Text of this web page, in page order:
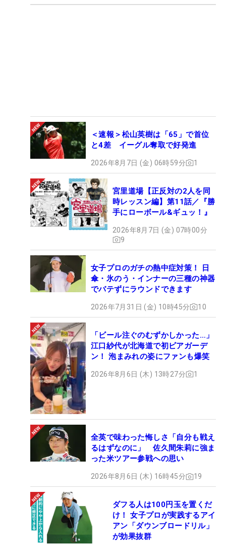
＜速報＞松山英樹は「65」で首位
と4差 イーグル奪取で好発進
2026年8月7日 (金) 06時59分 1
宮里道場【正反対の2人を同
時レッスン編】第11話／『勝
手にローボール&ギュッ！』
2026年8月7日 (金) 07時00分
9
女子プロのガチの熱中症対策！ 日
傘・氷のう・インナーの三種の神器
でバテずにラウンドできます
2026年7月31日 (金) 10時45分 10
「ビール注ぐのむずかしかった…」
江口紗代が北海道で初ビアガーデ
ン！ 泡まみれの姿にファンも爆笑
2026年8月6日 (木) 13時27分 1
全英で味わった悔しさ「自分も戦え
るはずなのに」 佐久間朱莉に強ま
った米ツアー参戦への思い
2026年8月6日 (木) 16時45分 19
ダフる人は100円玉を置くだ
け！ 女子プロが実践するアイ
アン「ダウンブロードリル」
が効果抜群